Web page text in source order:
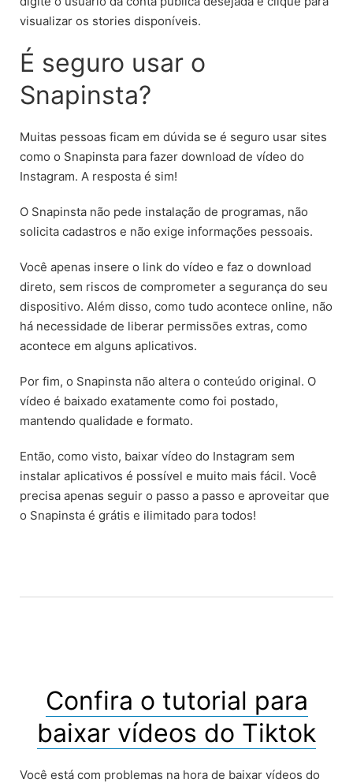
visualizar os stories disponíveis.
É seguro usar o
Snapinsta?
Muitas pessoas ficam em dúvida se é seguro usar sites
como o Snapinsta para fazer download de vídeo do
Instagram. A resposta é sim!
O Snapinsta não pede instalação de programas, não
solicita cadastros e não exige informações pessoais.
Você apenas insere o link do vídeo e faz o download
direto, sem riscos de comprometer a segurança do seu
dispositivo. Além disso, como tudo acontece online, não
há necessidade de liberar permissões extras, como
acontece em alguns aplicativos.
Por fim, o Snapinsta não altera o conteúdo original. O
vídeo é baixado exatamente como foi postado,
mantendo qualidade e formato.
Então, como visto, baixar vídeo do Instagram sem
instalar aplicativos é possível e muito mais fácil. Você
precisa apenas seguir o passo a passo e aproveitar que
o Snapinsta é grátis e ilimitado para todos!
Confira o tutorial para
baixar vídeos do Tiktok
Você está com problemas na hora de baixar vídeos do